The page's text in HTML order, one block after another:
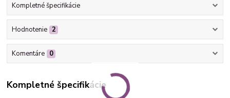
Kompletné špecifikácie
Hodnotenie 2
Komentáre 0
Kompletné špecifikácie